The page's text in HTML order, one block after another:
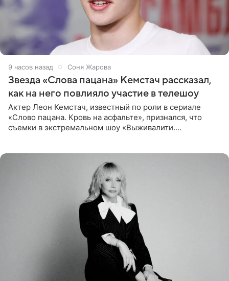
9 часов назад Соня Жарова
Звезда «Слова пацана» Кемстач рассказал,
как на него повлияло участие в телешоу
Актер Леон Кемстач, известный по роли в сериале
«Слово пацана. Кровь на асфальте», признался, что
съемки в экстремальном шоу «Выживалити.